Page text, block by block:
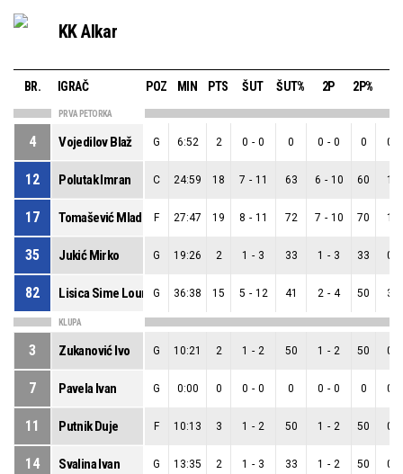
KK Alkar
BR. IGRAČ POZ MIN PTS ŠUT ŠUT% 2P 2P%
PRVA PETORKA
4 Vojedilov Blaž G 6:52 2 0 - 0 0 0 - 0 0 0
12 Polutak Imran C 24:59 18 7 - 11 63 6 - 10 60 1
17 Tomašević MladenF 27:47 19 8 - 11 72 7 - 10 70 1
35 Jukić Mirko G 19:26 2 1 - 3 33 1 - 3 33 0
82 Lisica Sime Loure G 36:38 15 5 - 12 41 2 - 4 50 3
KLUPA
3 Zukanović Ivo G 10:21 2 1 - 2 50 1 - 2 50 0
7 Pavela Ivan G 0:00 0 0 - 0 0 0 - 0 0 0
11 Putnik Duje F 10:13 3 1 - 2 50 1 - 2 50 0
14 Svalina Ivan G 13:35 2 1 - 3 33 1 - 2 50 0